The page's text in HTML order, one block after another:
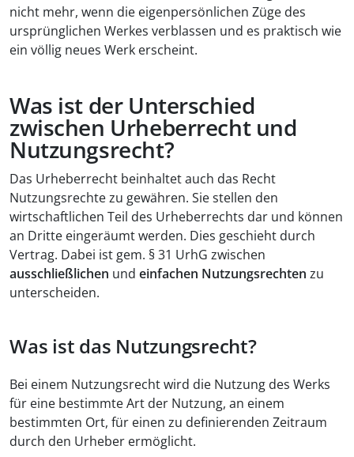
nicht mehr, wenn die eigenpersönlichen Züge des
ursprünglichen Werkes verblassen und es praktisch wie
ein völlig neues Werk erscheint.
Was ist der Unterschied
zwischen Urheberrecht und
Nutzungsrecht?
Das Urheberrecht beinhaltet auch das Recht
Nutzungsrechte zu gewähren. Sie stellen den
wirtschaftlichen Teil des Urheberrechts dar und können
an Dritte eingeräumt werden. Dies geschieht durch
Vertrag. Dabei ist gem. § 31 UrhG zwischen
ausschließlichen und einfachen Nutzungsrechten zu
unterscheiden.
Was ist das Nutzungsrecht?
Bei einem Nutzungsrecht wird die Nutzung des Werks
für eine bestimmte Art der Nutzung, an einem
bestimmten Ort, für einen zu definierenden Zeitraum
durch den Urheber ermöglicht.